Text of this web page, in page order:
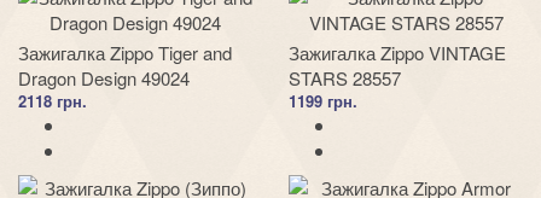
Зажигалка Zippo Tiger and
Dragon Design 49024
2118 грн.
Зажигалка Zippo VINTAGE
STARS 28557
1199 грн.